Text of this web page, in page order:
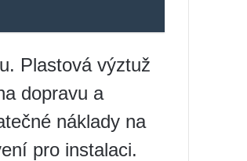
Plastová výztuž
dopravu a
náklady na
pro instalaci.